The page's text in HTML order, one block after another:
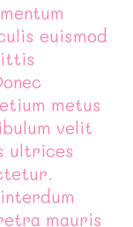
euismod
metus
velit
ultrices
mauris